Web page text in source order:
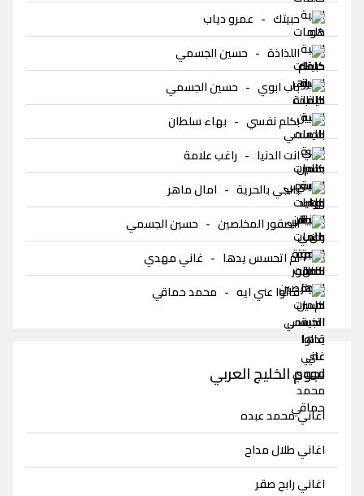
حبيتك - عمرو دياب
اللذاذة - حسين الجسمي
باب ابوي - حسين الجسمي
بكلم نفسي - بهاء سلطان
انت الدنيا - راغب علامة
بالجي بالحرية - امال ماهر
الصقور المخلصين - حسين الجسمي
لم اتحسس يدها - غاني مهدي
قالوا عني ايه - محمد حماقي
نجوم الخليج العربي
اغاني محمد عبده
اغاني طلال مداح
اغاني رابح صقر